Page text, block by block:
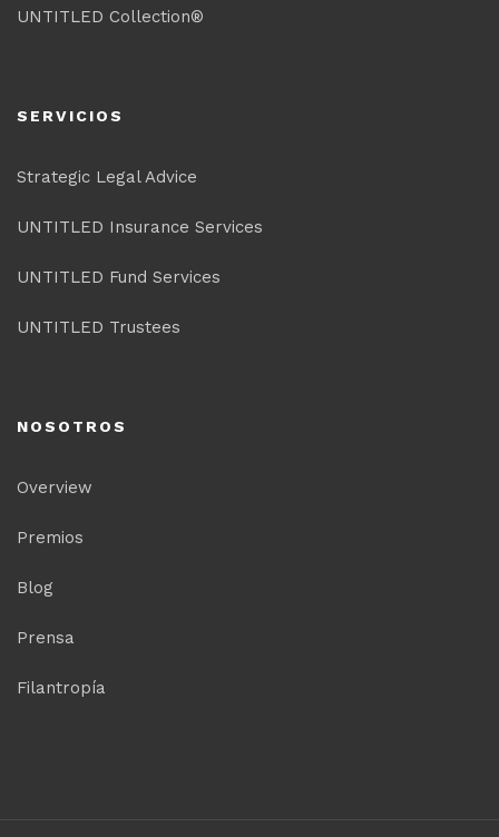
UNTITLED Collection®
SERVICIOS
Strategic Legal Advice
UNTITLED Insurance Services
UNTITLED Fund Services
UNTITLED Trustees
NOSOTROS
Overview
Premios
Blog
Prensa
Filantropía